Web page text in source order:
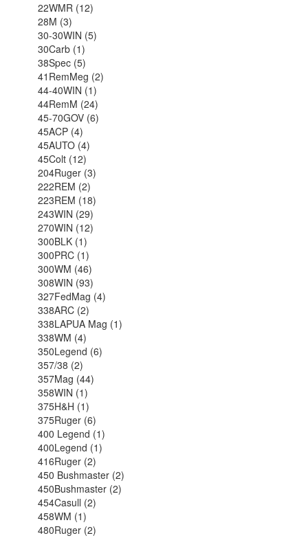
22WMR (12)
28M (3)
30-30WIN (5)
30Carb (1)
38Spec (5)
41RemMeg (2)
44-40WIN (1)
44RemM (24)
45-70GOV (6)
45ACP (4)
45AUTO (4)
45Colt (12)
204Ruger (3)
222REM (2)
223REM (18)
243WIN (29)
270WIN (12)
300BLK (1)
300PRC (1)
300WM (46)
308WIN (93)
327FedMag (4)
338ARC (2)
338LAPUA Mag (1)
338WM (4)
350Legend (6)
357/38 (2)
357Mag (44)
358WIN (1)
375H&H (1)
375Ruger (6)
400 Legend (1)
400Legend (1)
416Ruger (2)
450 Bushmaster (2)
450Bushmaster (2)
454Casull (2)
458WM (1)
480Ruger (2)